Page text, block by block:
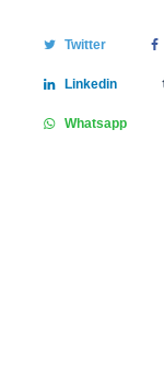
Twitter
Linkedin
Whatsapp